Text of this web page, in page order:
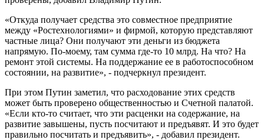
«Откуда получает средства это совместное предприятие
между «Ростехнологиями» и фирмой, которую представляют
частные лица? Они получают эти деньги из бюджета
напрямую. По-моему, там сумма где-то 10 млрд. На что? На
ремонт этой системы. На поддержание ее в работоспособном
состоянии, на развитие», - подчеркнул президент.
При этом Путин заметил, что расходование этих средств
может быть проверено общественностью и Счетной палатой.
«Если кто-то считает, что эти расценки на содержание, на
развитие завышены, пусть посчитают и предъявят. И это будет
правильно посчитать и предъявить», - добавил президент.